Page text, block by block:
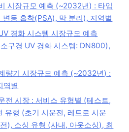
시장규모 예측 (~2032년) : 타입
변동 흡착(PSA), 막 분리), 지역별
경화 시스템 시장규모 예측
구경 UV 경화 시스템: DN800),
량기 시장규모 예측 (~2032년) :
역별
전 시장 : 서비스 유형별 (테스트,
유형 (초기 시운전, 레트로 시운
), 소싱 유형 (사내, 아웃소싱), 최